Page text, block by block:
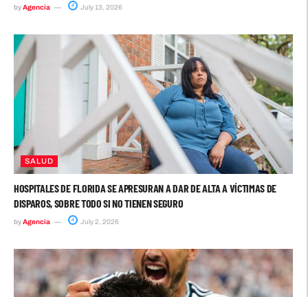
byAgencia July 13, 2026
SALUD
HOSPITALES DE FLORIDA SE APRESURAN A DAR DE ALTA A VÍCTIMAS DE
DISPAROS, SOBRE TODO SI NO TIENEN SEGURO
byAgencia July 2, 2026